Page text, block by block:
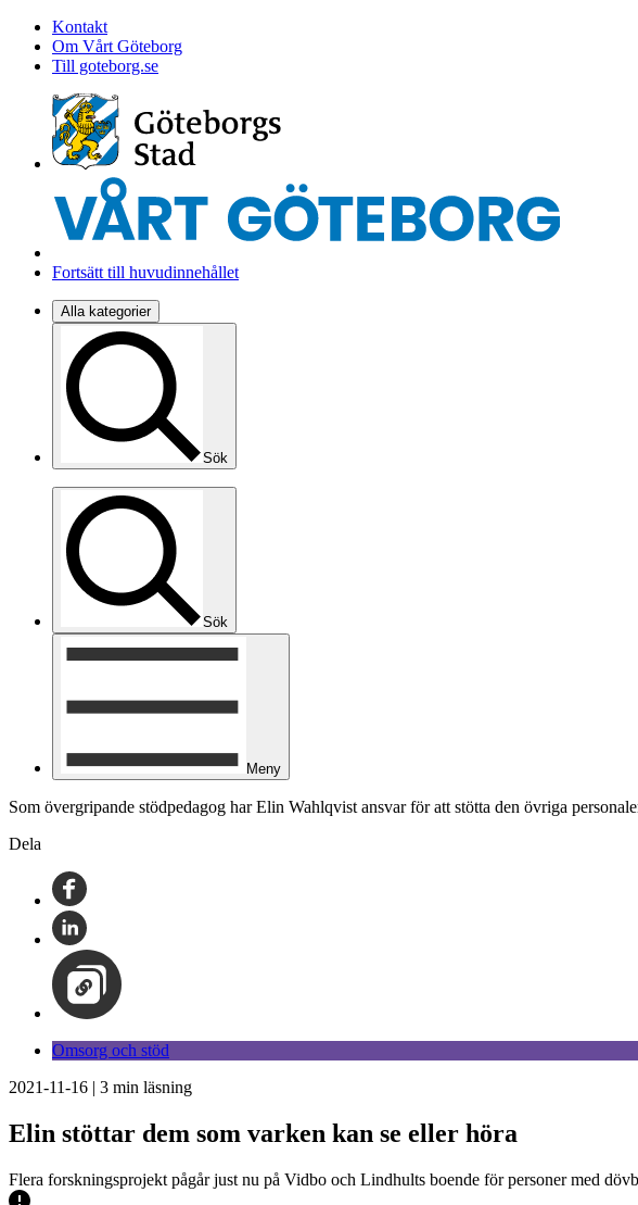
Kontakt
Om Vårt Göteborg
Till goteborg.se
Fortsätt till huvudinnehållet
Alla kategorier
Sök
Sök
Meny
Som övergripande stödpedagog har Elin Wahlqvist ansvar för att stötta den övriga
Dela
Omsorg och stöd
2021-11-16 | 3 min läsning
Elin stöttar dem som varken kan se eller höra
Flera forskningsprojekt pågår just nu på Vidbo och Lindhults boende för personer med